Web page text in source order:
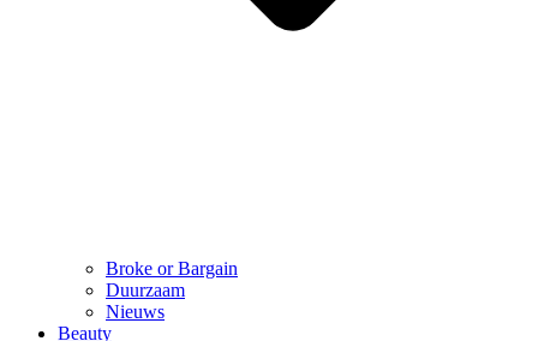
Broke or Bargain
Duurzaam
Nieuws
Beauty